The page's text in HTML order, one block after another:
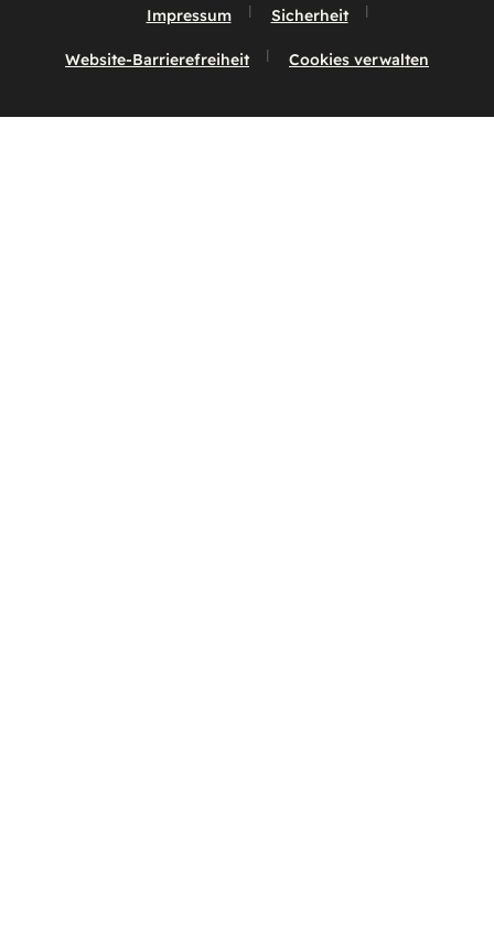
Impressum Sicherheit
Website-Barrierefreiheit Cookies verwalten